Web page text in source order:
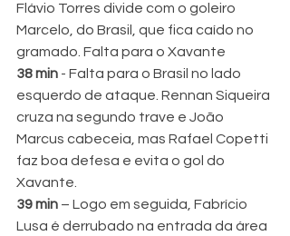
Flávio Torres divide com o goleiro
Marcelo, do Brasil, que fica caído no
gramado. Falta para o Xavante
38 min - Falta para o Brasil no lado
esquerdo de ataque. Rennan Siqueira
cruza na segundo trave e João
Marcus cabeceia, mas Rafael Copetti
faz boa defesa e evita o gol do
Xavante.
39 min – Logo em seguida, Fabrício
Lusa é derrubado na entrada da área